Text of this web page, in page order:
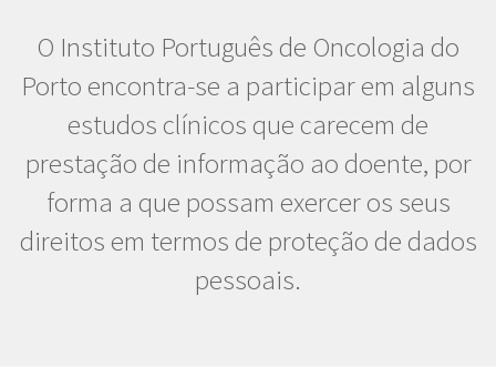
O Instituto Português de Oncologia do
Porto encontra-se a participar em alguns
estudos clínicos que carecem de
prestação de informação ao doente, por
forma a que possam exercer os seus
direitos em termos de proteção de dados
pessoais.